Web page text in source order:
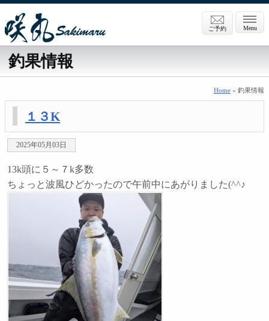
Menu
ご予約
釣果情報
Home » 釣果情報
１３K
2025年05月03日
13k頭に５～７k多数
ちょっと波風ひどかったので午前中にあがりました(^^♪